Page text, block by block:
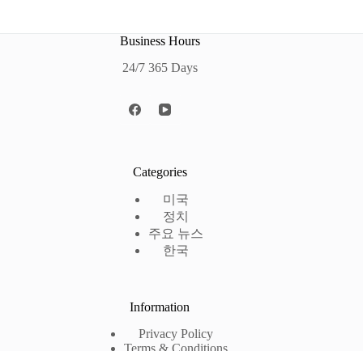
Business Hours
24/7 365 Days
Categories
미국
정치
주요 뉴스
한국
Information
Privacy Policy